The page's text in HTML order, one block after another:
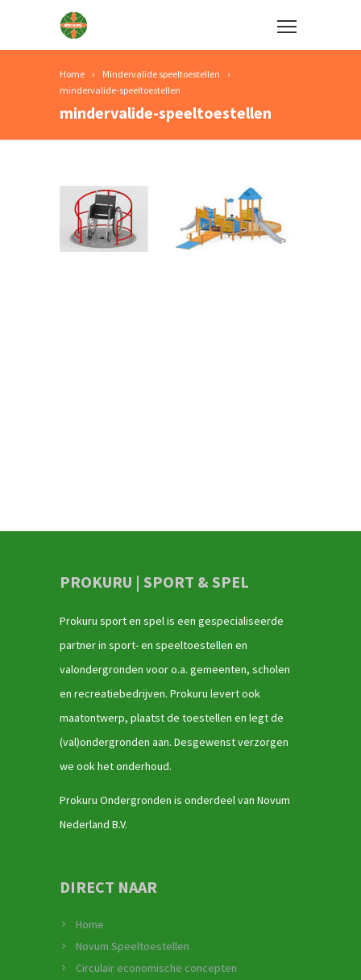
Home
Mindervalide speeltoestellen
mindervalide-speeltoestellen
mindervalide-speeltoestellen
PROKURU | SPORT & SPEL
Prokuru sport en spel is een gespecialiseerde
partner in sport- en speeltoestellen en
valondergronden voor o.a. gemeenten, scholen
en recreatiebedrijven. Prokuru levert ook
maatontwerp, plaatst de toestellen en legt de
(val)ondergronden aan. Desgewenst verzorgen
we ook het onderhoud.
Prokuru Ondergronden is onderdeel van Novum
Nederland B.V.
DIRECT NAAR
Home
Novum Speeltoestellen
Circulair economische concepten